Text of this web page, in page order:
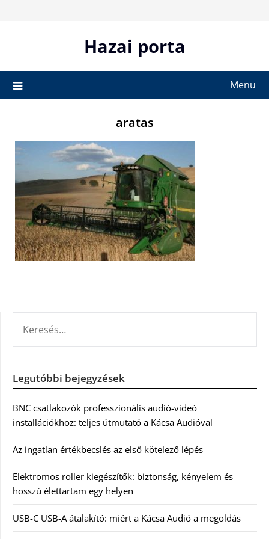
Hazai porta
Menu
aratas
Legutóbbi bejegyzések
BNC csatlakozók professzionális audió-videó
installációkhoz: teljes útmutató a Kácsa Audióval
Az ingatlan értékbecslés az első kötelező lépés
Elektromos roller kiegészítők: biztonság, kényelem és
hosszú élettartam egy helyen
USB-C USB-A átalakító: miért a Kácsa Audió a megoldás